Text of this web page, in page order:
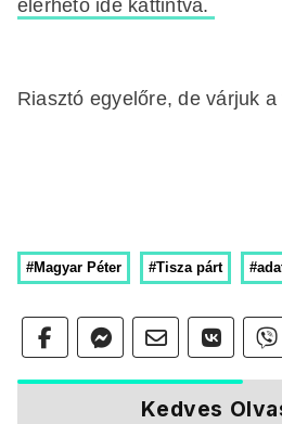
elérhető ide kattintva.
Riasztó egyelőre, de várjuk
#Magyar Péter #Tisza párt
Kedves